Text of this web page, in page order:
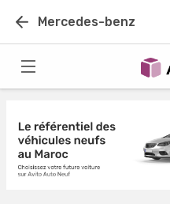
Mercedes-benz